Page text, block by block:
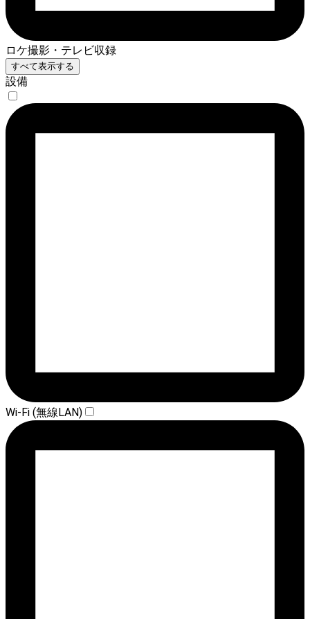
ロケ撮影・テレビ収録
すべて表示する
設備
Wi-Fi (無線LAN)